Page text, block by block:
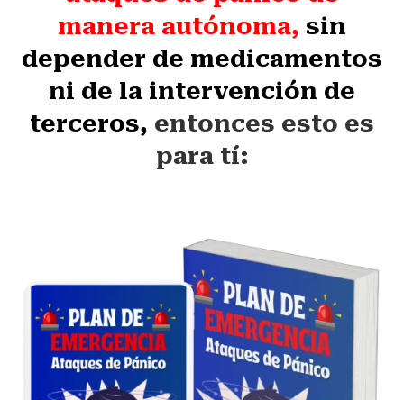
manera autónoma, sin
depender de medicamentos
ni de la intervención de
terceros, entonces esto es
para tí: